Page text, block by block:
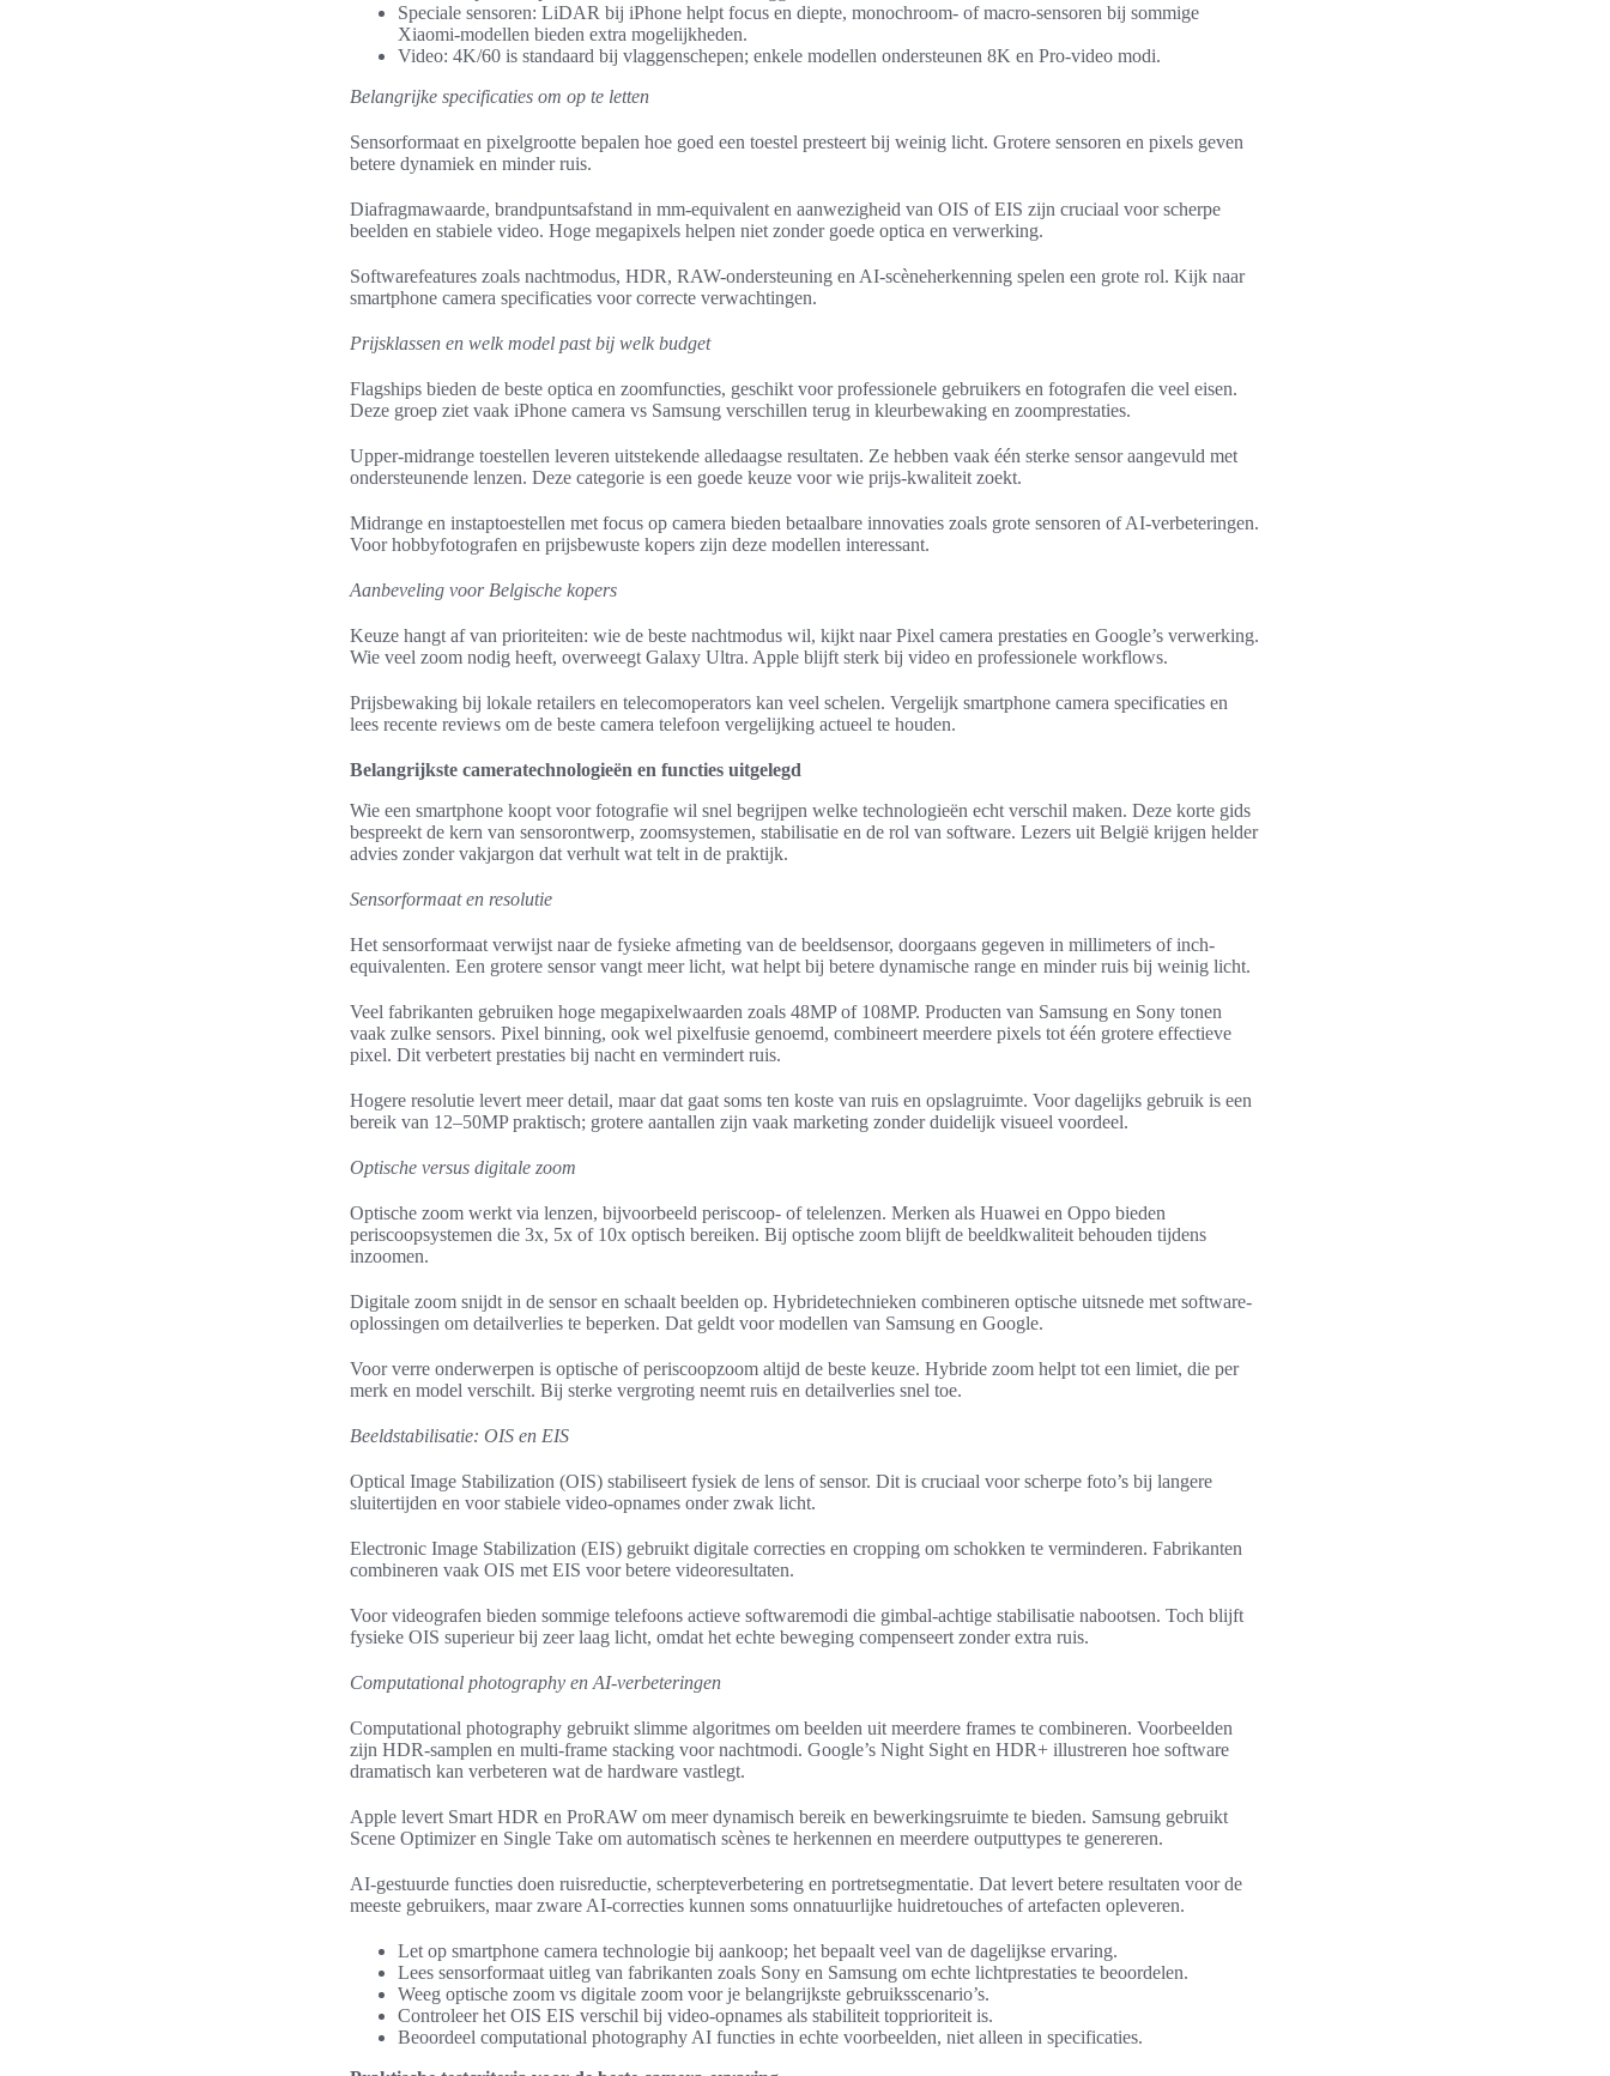
Speciale sensoren: LiDAR bij iPhone helpt focus en diepte, monochroom- of macro-sensoren bij sommige
Xiaomi-modellen bieden extra mogelijkheden.
Video: 4K/60 is standaard bij vlaggenschepen; enkele modellen ondersteunen 8K en Pro-video modi.
Belangrijke specificaties om op te letten
Sensorformaat en pixelgrootte bepalen hoe goed een toestel presteert bij weinig licht. Grotere sensoren en pixels geven
betere dynamiek en minder ruis.
Diafragmawaarde, brandpuntsafstand in mm-equivalent en aanwezigheid van OIS of EIS zijn cruciaal voor scherpe
beelden en stabiele video. Hoge megapixels helpen niet zonder goede optica en verwerking.
Softwarefeatures zoals nachtmodus, HDR, RAW-ondersteuning en AI-scèneherkenning spelen een grote rol. Kijk naar
smartphone camera specificaties voor correcte verwachtingen.
Prijsklassen en welk model past bij welk budget
Flagships bieden de beste optica en zoomfuncties, geschikt voor professionele gebruikers en fotografen die veel eisen.
Deze groep ziet vaak iPhone camera vs Samsung verschillen terug in kleurbewaking en zoomprestaties.
Upper-midrange toestellen leveren uitstekende alledaagse resultaten. Ze hebben vaak één sterke sensor aangevuld met
ondersteunende lenzen. Deze categorie is een goede keuze voor wie prijs-kwaliteit zoekt.
Midrange en instaptoestellen met focus op camera bieden betaalbare innovaties zoals grote sensoren of AI-verbeteringen.
Voor hobbyfotografen en prijsbewuste kopers zijn deze modellen interessant.
Aanbeveling voor Belgische kopers
Keuze hangt af van prioriteiten: wie de beste nachtmodus wil, kijkt naar Pixel camera prestaties en Google’s verwerking.
Wie veel zoom nodig heeft, overweegt Galaxy Ultra. Apple blijft sterk bij video en professionele workflows.
Prijsbewaking bij lokale retailers en telecomoperators kan veel schelen. Vergelijk smartphone camera specificaties en
lees recente reviews om de beste camera telefoon vergelijking actueel te houden.
Belangrijkste cameratechnologieën en functies uitgelegd
Wie een smartphone koopt voor fotografie wil snel begrijpen welke technologieën echt verschil maken. Deze korte gids
bespreekt de kern van sensorontwerp, zoomsystemen, stabilisatie en de rol van software. Lezers uit België krijgen helder
advies zonder vakjargon dat verhult wat telt in de praktijk.
Sensorformaat en resolutie
Het sensorformaat verwijst naar de fysieke afmeting van de beeldsensor, doorgaans gegeven in millimeters of inch-
equivalenten. Een grotere sensor vangt meer licht, wat helpt bij betere dynamische range en minder ruis bij weinig licht.
Veel fabrikanten gebruiken hoge megapixelwaarden zoals 48MP of 108MP. Producten van Samsung en Sony tonen
vaak zulke sensors. Pixel binning, ook wel pixelfusie genoemd, combineert meerdere pixels tot één grotere effectieve
pixel. Dit verbetert prestaties bij nacht en vermindert ruis.
Hogere resolutie levert meer detail, maar dat gaat soms ten koste van ruis en opslagruimte. Voor dagelijks gebruik is een
bereik van 12–50MP praktisch; grotere aantallen zijn vaak marketing zonder duidelijk visueel voordeel.
Optische versus digitale zoom
Optische zoom werkt via lenzen, bijvoorbeeld periscoop- of telelenzen. Merken als Huawei en Oppo bieden
periscoopsystemen die 3x, 5x of 10x optisch bereiken. Bij optische zoom blijft de beeldkwaliteit behouden tijdens
inzoomen.
Digitale zoom snijdt in de sensor en schaalt beelden op. Hybridetechnieken combineren optische uitsnede met software-
oplossingen om detailverlies te beperken. Dat geldt voor modellen van Samsung en Google.
Voor verre onderwerpen is optische of periscoopzoom altijd de beste keuze. Hybride zoom helpt tot een limiet, die per
merk en model verschilt. Bij sterke vergroting neemt ruis en detailverlies snel toe.
Beeldstabilisatie: OIS en EIS
Optical Image Stabilization (OIS) stabiliseert fysiek de lens of sensor. Dit is cruciaal voor scherpe foto’s bij langere
sluitertijden en voor stabiele video-opnames onder zwak licht.
Electronic Image Stabilization (EIS) gebruikt digitale correcties en cropping om schokken te verminderen. Fabrikanten
combineren vaak OIS met EIS voor betere videoresultaten.
Voor videografen bieden sommige telefoons actieve softwaremodi die gimbal-achtige stabilisatie nabootsen. Toch blijft
fysieke OIS superieur bij zeer laag licht, omdat het echte beweging compenseert zonder extra ruis.
Computational photography en AI-verbeteringen
Computational photography gebruikt slimme algoritmes om beelden uit meerdere frames te combineren. Voorbeelden
zijn HDR-samplen en multi-frame stacking voor nachtmodi. Google’s Night Sight en HDR+ illustreren hoe software
dramatisch kan verbeteren wat de hardware vastlegt.
Apple levert Smart HDR en ProRAW om meer dynamisch bereik en bewerkingsruimte te bieden. Samsung gebruikt
Scene Optimizer en Single Take om automatisch scènes te herkennen en meerdere outputtypes te genereren.
AI-gestuurde functies doen ruisreductie, scherpteverbetering en portretsegmentatie. Dat levert betere resultaten voor de
meeste gebruikers, maar zware AI-correcties kunnen soms onnatuurlijke huidretouches of artefacten opleveren.
Let op smartphone camera technologie bij aankoop; het bepaalt veel van de dagelijkse ervaring.
Lees sensorformaat uitleg van fabrikanten zoals Sony en Samsung om echte lichtprestaties te beoordelen.
Weeg optische zoom vs digitale zoom voor je belangrijkste gebruiksscenario’s.
Controleer het OIS EIS verschil bij video-opnames als stabiliteit topprioriteit is.
Beoordeel computational photography AI functies in echte voorbeelden, niet alleen in specificaties.